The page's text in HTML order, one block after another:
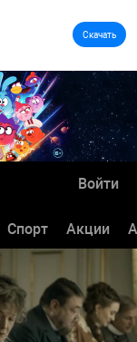
Войти
Спорт Акции
Скачать